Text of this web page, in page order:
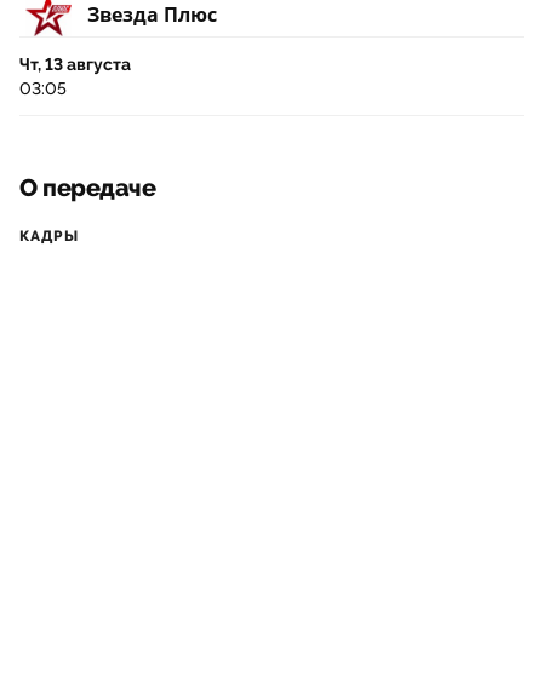
Звезда Плюс
Чт, 13 августа
03:05
О передаче
КАДРЫ